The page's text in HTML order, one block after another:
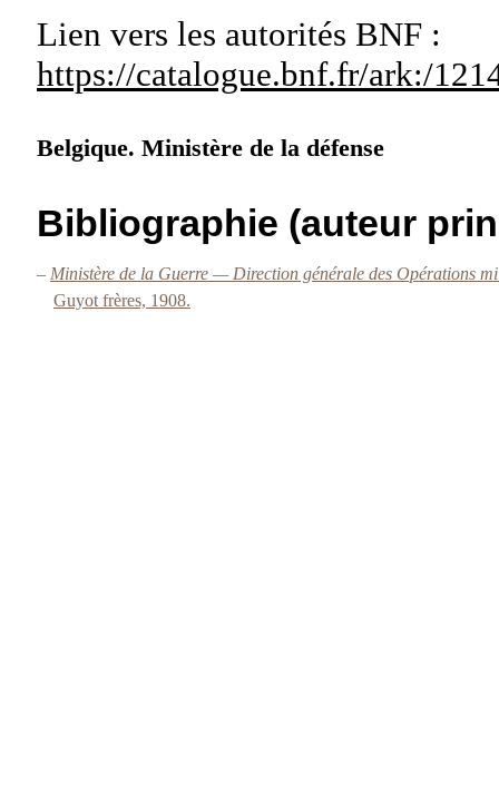
Lien vers les autorités BNF :
https://catalogue.bnf.fr/ark:/
Belgique. Ministère de la défense
Bibliographie (auteur
– Ministère de la Guerre — Direction générale des Opérations
Guyot frères, 1908.